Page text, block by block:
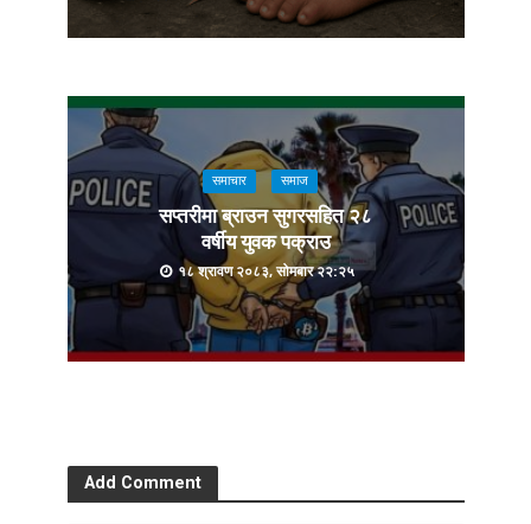
समाचार समाज
सप्तरीमा ब्राउन सुगरसहित २८
वर्षीय युवक पक्राउ
१८ श्रावण २०८३, सोमबार २२:२५
Add Comment